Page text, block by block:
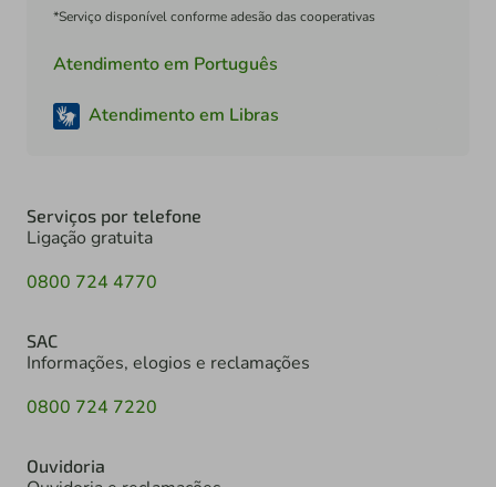
*Serviço disponível conforme adesão das cooperativas
Atendimento em Português
Atendimento em Libras
Serviços por telefone
Ligação gratuita
0800 724 4770
SAC
Informações, elogios e reclamações
0800 724 7220
Ouvidoria